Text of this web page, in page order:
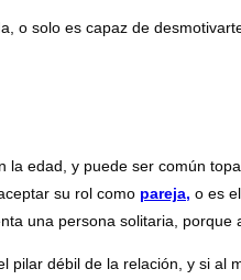
o solo es capaz de
edad, y puede ser común
su rol como pareja, o es
una persona solitaria,
débil de la relación, y si